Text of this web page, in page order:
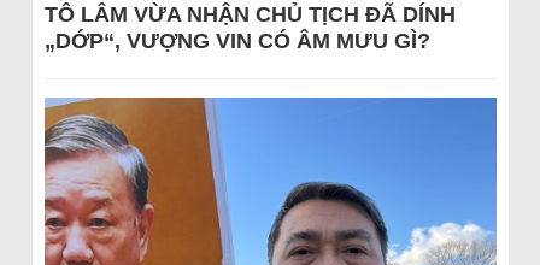
TÔ LÂM VỪA NHẬN CHỦ TỊCH ĐÃ DÍNH
„DỚP“, VƯỢNG VIN CÓ ÂM MƯU GÌ?